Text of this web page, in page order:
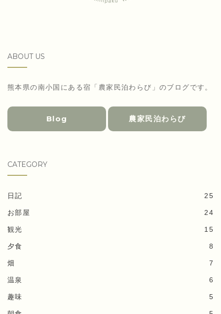
ABOUT US
熊本県の南小国にある宿「農家民泊わらび」のブログです。
Blog 農家民泊わらび
CATEGORY
日記 25
お部屋 24
観光 15
夕食 8
畑 7
温泉 6
趣味 5